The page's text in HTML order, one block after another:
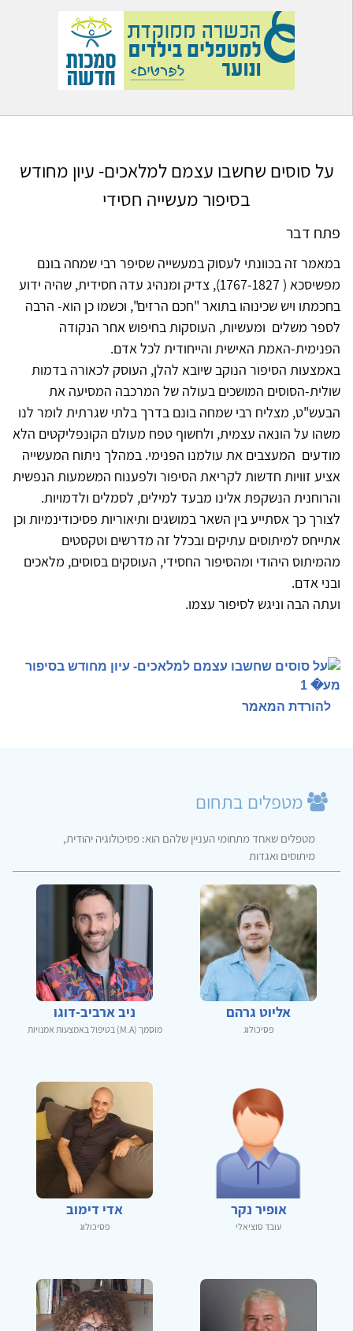
על סוסים שחשבו עצמם למלאכים- עיון מחודש
בסיפור מעשייה חסידי
פתח דבר
במאמר זה בכוונתי לעסוק במעשייה שסיפר רבי שמחה בונם
מפשיסכא ( 1767-1827), צדיק ומנהיג עדה חסידית, שהיה ידוע
בחכמתו ויש שכינוהו בתואר "חכם הרזים", וכשמו כן הוא- הרבה
לספר משלים ומעשיות, העוסקות בחיפוש אחר הנקודה
הפנימית-האמת האישית והייחודית לכל אדם.
באמצעות הסיפור הנוקב שיובא להלן, העוסק לכאורה בדמות
שולית-הסוסים המושכים בעולה של המרכבה המסיעה את
הבעש"ט, מצליח רבי שמחה בונם בדרך בלתי שגרתית לומר לנו
משהו על הונאה עצמית, ולחשוף טפח מעולם הקונפליקטים הלא
מודעים המעצבים את עולמנו הפנימי. במהלך ניתוח המעשייה
אציע זוויות חדשות לקריאת הסיפור ולפענוח המשמעות הנפשית
והרוחנית הנשקפת אלינו מבעד למילים, לסמלים ולדמויות.
לצורך כך אסתייע בין השאר במושגים ותיאוריות פסיכודינמיות וכן
אתייחס למיתוסים עתיקים ובכלל זה מדרשים וטקסטים
מהמיתוס היהודי ומהסיפור החסידי, העוסקים בסוסים, מלאכים
ובני אדם.
ועתה הבה וניגש לסיפור עצמו.
להורדת המאמר
מטפלים בתחום
מטפלים שאחד מתחומי העניין שלהם הוא: פסיכולוגיה יהודית,
מיתוסים ואגדות
אליוט גרהם
פסיכולוג
ניב ארביב-דוגו
מוסמך (M.A) בטיפול באמצעות אמנויות
אופיר נקר
עובד סוציאלי
אדי דימוב
פסיכולוג